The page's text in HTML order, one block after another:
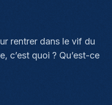
rentrer dans le vif du
c’est quoi ? Qu’est-ce